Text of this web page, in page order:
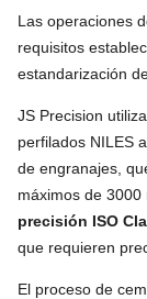
Las operaciones
requisitos
estandarización
JS Precision
perfilados NILES
de engranajes,
máximos de 3000
precisión ISO
que requieren
El proceso de